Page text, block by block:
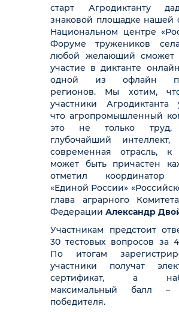
старт Агродиктанту
знаковой площадке нашей
Национальном центре
Форуме тружеников
любой желающий сможет
участие в диктанте
одной из офлайн
регионов. Мы хотим,
участники Агродиктанта
что агропромышленный
это не только
глубочайший интеллект,
современная отрасль, к
может быть причастен
отметил координатор
«Единой России»
глава аграрного
Федерации Александр
Участникам предстоит
30 тестовых вопросов за
По итогам
участники получат
сертификат, а
максимальный балл –
победителя.